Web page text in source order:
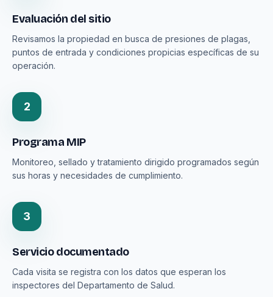
Evaluación del sitio
Revisamos la propiedad en busca de presiones de plagas,
puntos de entrada y condiciones propicias específicas de su
operación.
2
Programa MIP
Monitoreo, sellado y tratamiento dirigido programados según
sus horas y necesidades de cumplimiento.
3
Servicio documentado
Cada visita se registra con los datos que esperan los
inspectores del Departamento de Salud.